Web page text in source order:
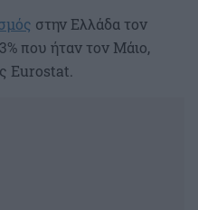
στην Ελλάδα τον
που ήταν τον Μάιο,
Eurostat.